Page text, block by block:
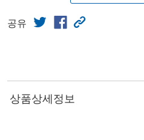
공유
상품상세정보